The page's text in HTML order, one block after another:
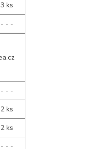
3 ks
- - -
- - -
2 ks
2 ks
- - -